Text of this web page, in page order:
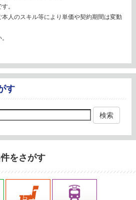
。
人のスキル等により単価や契約期間は変動
す
検索
をさがす